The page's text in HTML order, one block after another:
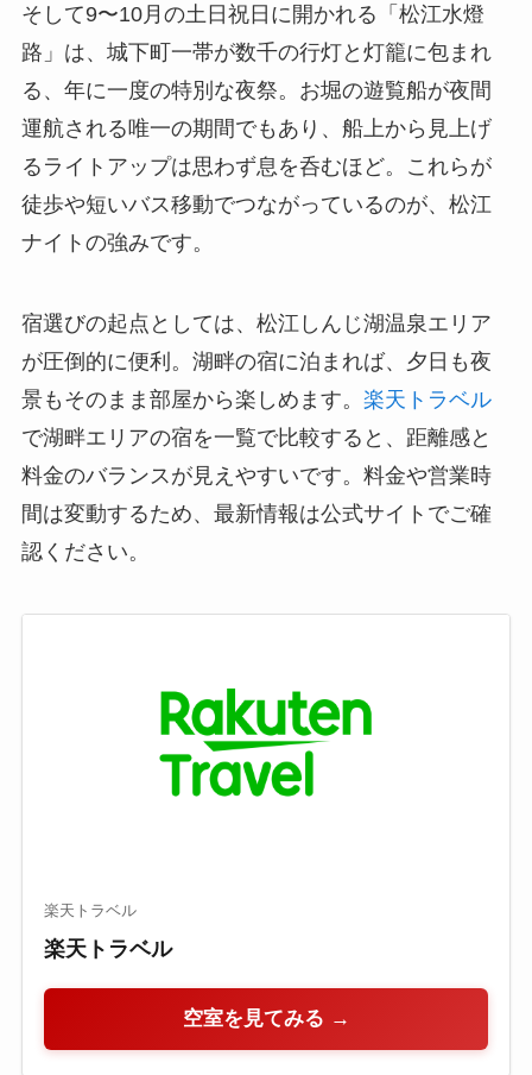
そして9〜10月の土日祝日に開かれる「松江水燈
路」は、城下町一帯が数千の行灯と灯籠に包まれ
る、年に一度の特別な夜祭。お堀の遊覧船が夜間
運航される唯一の期間でもあり、船上から見上げ
るライトアップは思わず息を呑むほど。これらが
徒歩や短いバス移動でつながっているのが、松江
ナイトの強みです。
宿選びの起点としては、松江しんじ湖温泉エリア
が圧倒的に便利。湖畔の宿に泊まれば、夕日も夜
景もそのまま部屋から楽しめます。 楽天トラベル
で湖畔エリアの宿を一覧で比較すると、距離感と
料金のバランスが見えやすいです。料金や営業時
間は変動するため、最新情報は公式サイトでご確
認ください。
楽天トラベル
楽天トラベル
空室を見てみる →